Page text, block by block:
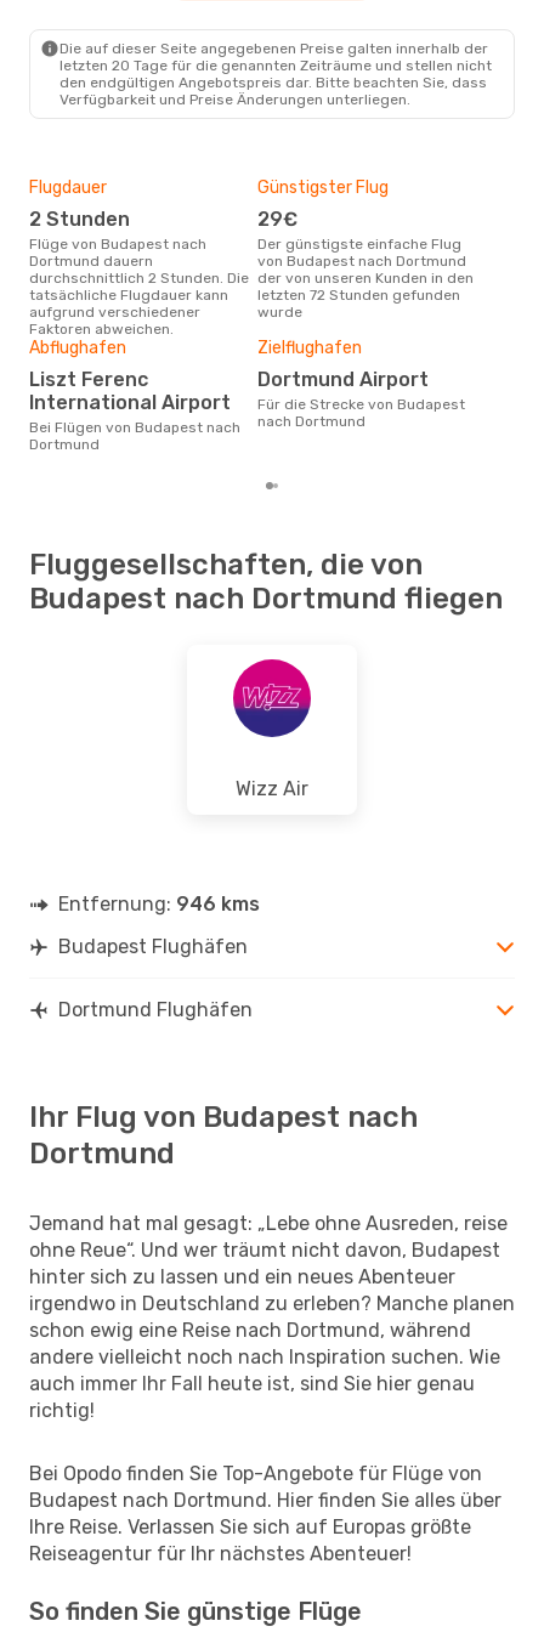
Die auf dieser Seite angegebenen Preise galten innerhalb der
letzten 20 Tage für die genannten Zeiträume und stellen nicht
den endgültigen Angebotspreis dar. Bitte beachten Sie, dass
Verfügbarkeit und Preise Änderungen unterliegen.
Flugdauer
2 Stunden
Flüge von Budapest nach
Dortmund dauern
durchschnittlich 2 Stunden. Die
tatsächliche Flugdauer kann
aufgrund verschiedener
Faktoren abweichen.
Günstigster Flug
29€
Der günstigste einfache Flug
von Budapest nach Dortmund
der von unseren Kunden in den
letzten 72 Stunden gefunden
wurde
Abflughafen
Liszt Ferenc
International Airport
Bei Flügen von Budapest nach
Dortmund
Zielflughafen
Dortmund Airport
Für die Strecke von Budapest
nach Dortmund
Fluggesellschaften, die von
Budapest nach Dortmund fliegen
Wizz Air
Entfernung: 946 kms
Budapest Flughäfen
Dortmund Flughäfen
Ihr Flug von Budapest nach
Dortmund
Jemand hat mal gesagt: „Lebe ohne Ausreden, reise
ohne Reue“. Und wer träumt nicht davon, Budapest
hinter sich zu lassen und ein neues Abenteuer
irgendwo in Deutschland zu erleben? Manche planen
schon ewig eine Reise nach Dortmund, während
andere vielleicht noch nach Inspiration suchen. Wie
auch immer Ihr Fall heute ist, sind Sie hier genau
richtig!
Bei Opodo finden Sie Top-Angebote für Flüge von
Budapest nach Dortmund. Hier finden Sie alles über
Ihre Reise. Verlassen Sie sich auf Europas größte
Reiseagentur für Ihr nächstes Abenteuer!
So finden Sie günstige Flüge